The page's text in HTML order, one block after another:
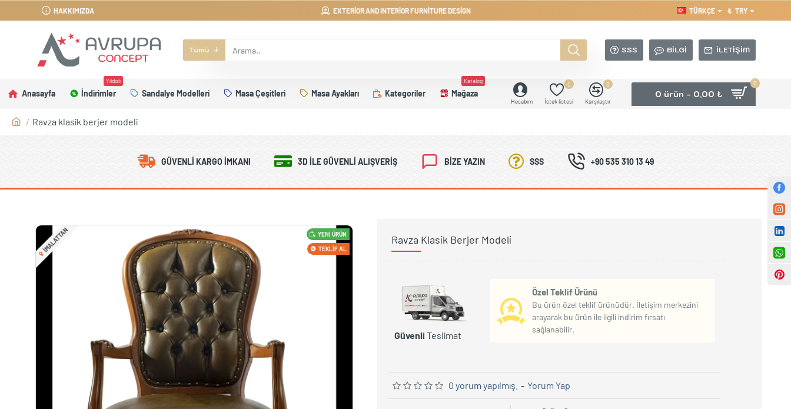
HAKKIMIZDA EXTERIOR AND INTERIOR FURNITURE DESIGN TÜRKÇE ₺ TRY
Tümü SSS BILGI İLETIŞIM
Anasayfa İndirimler
Yıldızlı
Sandalye Modelleri Masa Çeşitleri Masa Ayakları Kategoriler Mağaza
Katalog
Hesabım İstek listesi
0
Karşılaştır
0
0 ürün - 0,00 ₺
0
Ravza klasik berjer modeli
GÜVENLI KARGO İMKANI 3D İLE GÜVENLI ALIŞVERIŞ BIZE YAZIN SSS +90 535 310 13 49
YENI ÜRÜN
IMALATTAN TEKLIF AL
Ravza Klasik Berjer Modeli
Güvenli Teslimat
Özel Teklif Ürünü
Bu ürün özel teklif ürünüdür. İletişim merkezini
arayarak bu ürün ile ilgili indirim fırsatı
sağlanabilir.
0 yorum yapılmış. - Yorum Yap